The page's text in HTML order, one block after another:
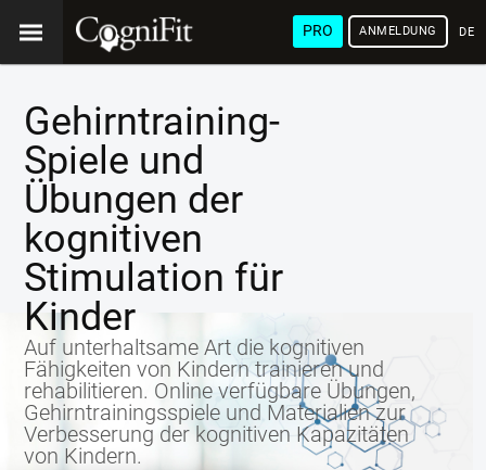
PRO ANMELDUNG
Gehirntraining-
Spiele und
Übungen der
kognitiven
Stimulation für
Kinder
Auf unterhaltsame Art die kognitiven
Fähigkeiten von Kindern trainieren und
rehabilitieren. Online verfügbare Übungen,
Gehirntrainingsspiele und Materialien zur
Verbesserung der kognitiven Kapazitäten
von Kindern.